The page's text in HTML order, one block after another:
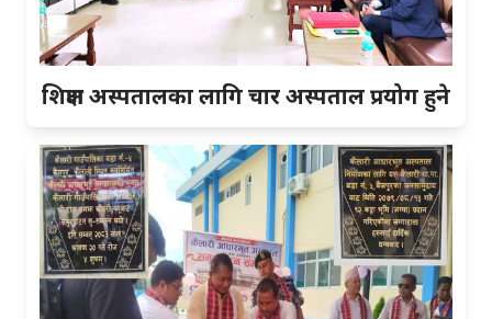
शिक्षण अस्पतालका लागि चार अस्पताल प्रयोग हुने